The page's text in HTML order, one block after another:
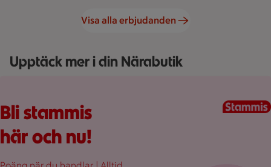
Visa alla erbjudanden
Upptäck mer i din Närabutik
Bli stammis
här och nu!